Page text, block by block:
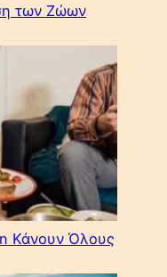
των Ζώων
Κάνουν Όλους